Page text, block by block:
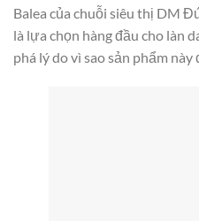
Balea của chuỗi siêu thị DM
là lựa chọn hàng đầu cho làn
phá lý do vì sao sản phẩm